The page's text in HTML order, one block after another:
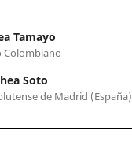
Tamayo
Colombiano
Soto
de Madrid (España)